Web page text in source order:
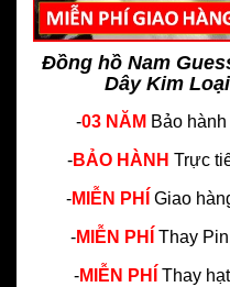
Đồng hồ Nam
Dây Kim
-03 NĂM Bảo
-BẢO HÀNH Trực
-MIỄN PHÍ Giao
-MIỄN PHÍ Thay
-MIỄN PHÍ Thay